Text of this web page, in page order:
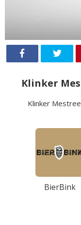
Klinker
Klinker
BierBink